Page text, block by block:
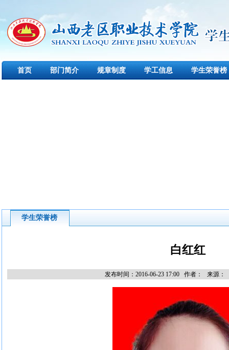
首页 部门简介 规章制度 学工信息 学生荣誉榜
学生荣誉榜
白红红
发布时间：2016-06-23 17:00 作者： 来源：